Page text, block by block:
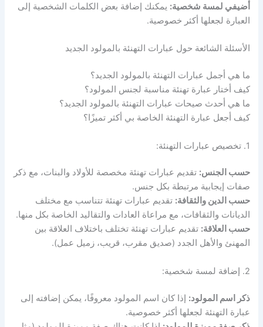
أضيفي لمسة شخصية: يمكنك إضافة بعض الكلمات الشخصية إلى
العبارة لجعلها أكثر خصوصية.
الأسئلة الشائعة حول عبارات التهنئة بالمولود الجديد
ما هي أجمل عبارات التهنئة بالمولود الجديد؟
كيف أختار عبارة تهنئة مناسبة لجنس المولود؟
ما هي أحدث صيحات عبارات التهنئة بالمولود الجديد؟
كيف أجعل عبارة التهنئة الخاصة بي أكثر تميزًا؟
1. تخصيص عبارات التهنئة:
حسب الجنس: تقديم عبارات تهنئة مخصصة للأولاد والبنات، مع ذكر
صفات إيجابية مرتبطة بكل جنس.
حسب الدين والثقافة: تقديم عبارات تهنئة تتناسب مع مختلف
الديانات والثقافات، مع مراعاة العادات والتقاليد الخاصة بكل منها.
حسب العلاقة: تقديم عبارات تهنئة تختلف باختلاف العلاقة بين
المهنئ والأهل الجدد (صديق مقرب، قريب، زميل عمل).
2. إضافة لمسة شخصية:
ذكر اسم المولود: إذا كان اسم المولود معروفًا، يمكن إضافته إلى
عبارة التهنئة لجعلها أكثر خصوصية.